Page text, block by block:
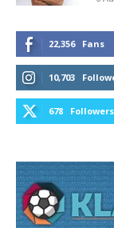
22,356 Fans
10,703
678 Followers